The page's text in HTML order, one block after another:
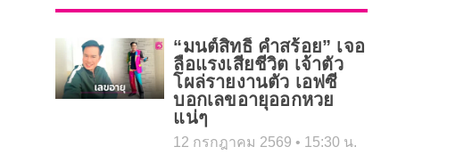
“มนต์สิทธิ์ คำสร้อย” เจอ
ลือแรงเสียชีวิต เจ้าตัว
โผล่รายงานตัว เอฟซี
บอกเลขอายุออกหวย
แน่ๆ
12 กรกฎาคม 2569 15:30 น.